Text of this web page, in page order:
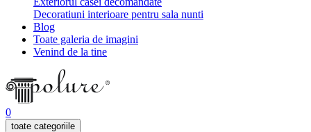
Decoratiuni interioare pentru sala nunti
Blog
Toate galeria de imagini
Venind de la tine
0
toate categoriile